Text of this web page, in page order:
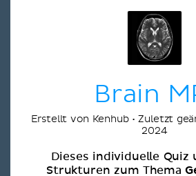
Brain
Erstellt von Kenhub • Zuletzt
2024
Dieses individuelle Quiz
Strukturen zum Thema